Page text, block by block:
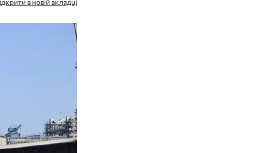
в новій вкладці